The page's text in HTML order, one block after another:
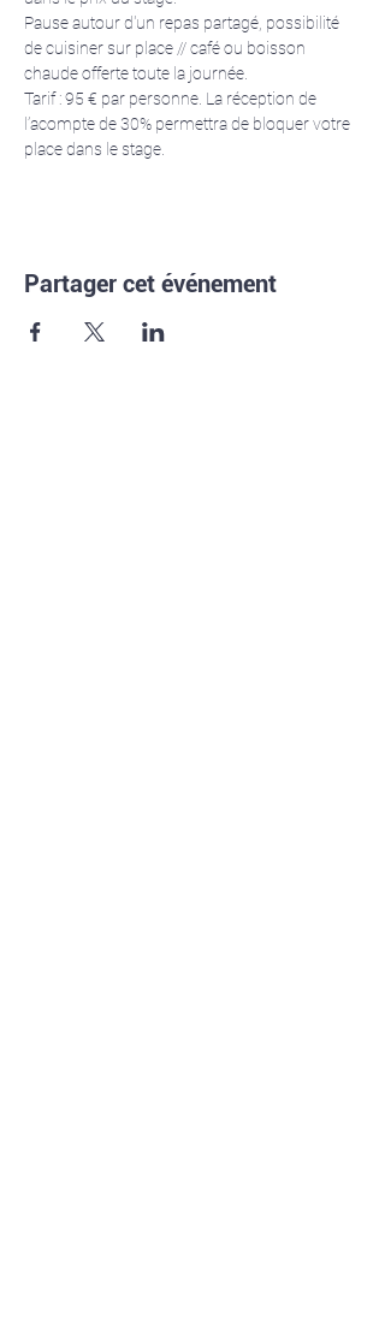
Pause autour d'un repas partagé, possibilité
de cuisiner sur place // café ou boisson
chaude offerte toute la journée.
Tarif : 95 € par personne. La réception de
l’acompte de 30% permettra de bloquer votre
place dans le stage.
Partager cet événement